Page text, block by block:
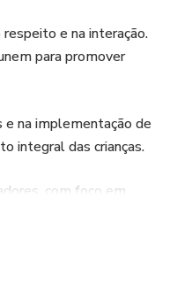
em aprimorar
liderar equipes em
e na interação.
para promover
e na implementação de
integral das crianças.
com foco em
que desejam aprimorar